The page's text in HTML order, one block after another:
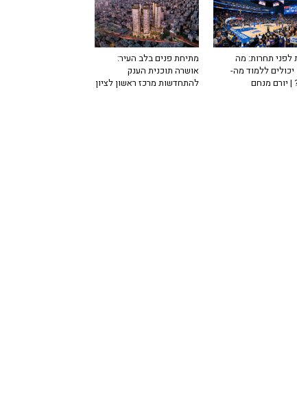
מתיחת פנים בלב העיר:
אושרה תוכנית הענק
להתחדשות מרכז ראשון לציון
לפני תחרות: מה
יכולים ללמוד מה-